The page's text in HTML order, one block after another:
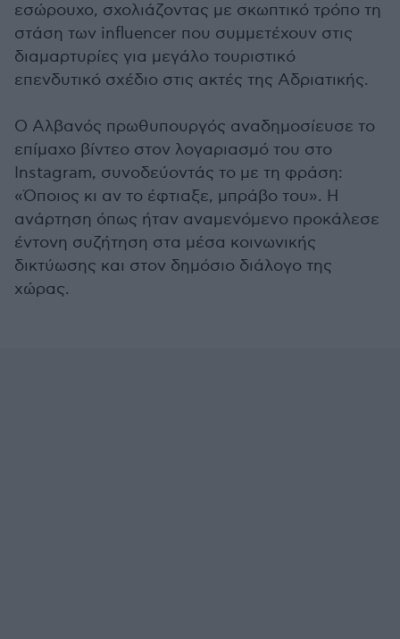
εσώρουχο, σχολιάζοντας με σκωπτικό τρόπο τη
στάση των influencer που συμμετέχουν στις
διαμαρτυρίες για μεγάλο τουριστικό
επενδυτικό σχέδιο στις ακτές της Αδριατικής.
Ο Αλβανός πρωθυπουργός αναδημοσίευσε το
επίμαχο βίντεο στον λογαριασμό του στο
Instagram, συνοδεύοντάς το με τη φράση:
«Όποιος κι αν το έφτιαξε, μπράβο του». Η
ανάρτηση όπως ήταν αναμενόμενο προκάλεσε
έντονη συζήτηση στα μέσα κοινωνικής
δικτύωσης και στον δημόσιο διάλογο της
χώρας.